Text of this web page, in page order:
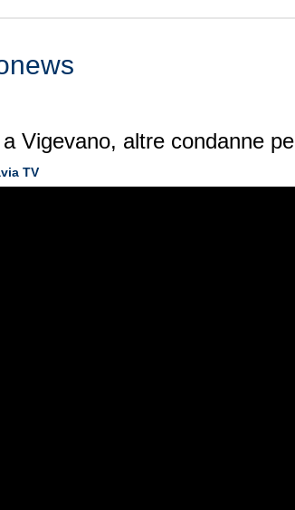
Vigevano, altre condanne
TV